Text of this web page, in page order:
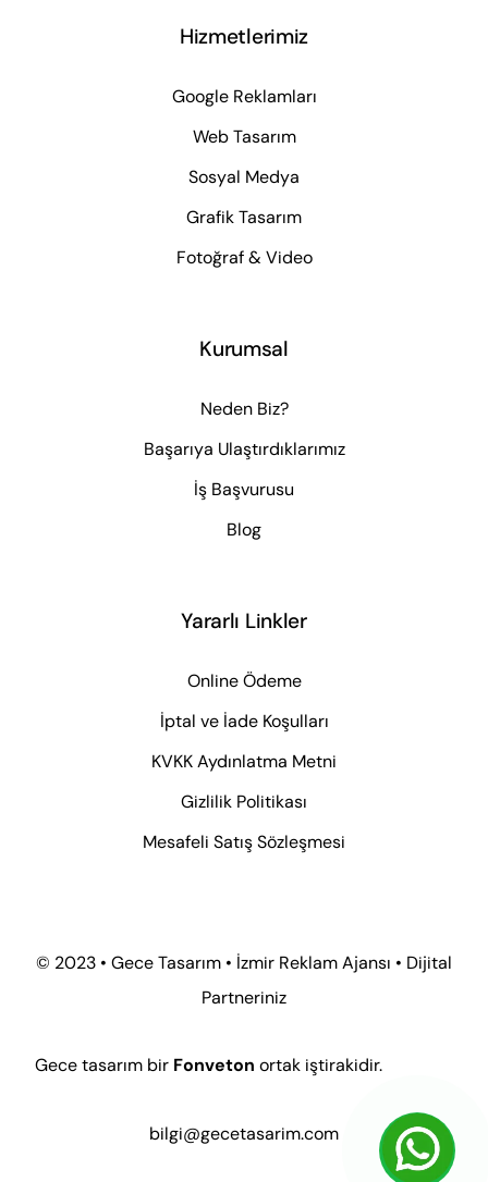
Hizmetlerimiz
Google Reklamları
Web Tasarım
Sosyal Medya
Grafik Tasarım
Fotoğraf & Video
Kurumsal
Neden Biz?
Başarıya Ulaştırdıklarımız
İş Başvurusu
Blog
Yararlı Linkler
Online Ödeme
İptal ve İade Koşulları
KVKK Aydınlatma Metni
Gizlilik Politikası
Mesafeli Satış Sözleşmesi
© 2023 • Gece Tasarım • İzmir Reklam Ajansı • Dijital
Partneriniz
Gece tasarım bir Fonveton ortak iştirakidir.
bilgi@gecetasarim.com